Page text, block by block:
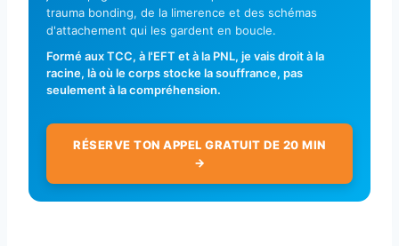
trauma bonding, de la limerence et des schémas
d'attachement qui les gardent en boucle.
Formé aux TCC, à l'EFT et à la PNL, je vais droit à la
racine, là où le corps stocke la souffrance, pas
seulement à la compréhension.
RÉSERVE TON APPEL GRATUIT DE 20 MIN
→